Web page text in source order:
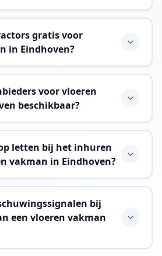
gratis voor
in Eindhoven?
voor vloeren
beschikbaar?
letten bij het inhuren
vakman in Eindhoven?
bij
een vloeren vakman